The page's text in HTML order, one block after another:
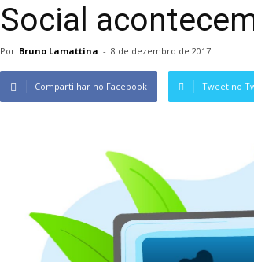
Social
Por Bruno Lamattina - 8 de dezembro de 2017
Compartilhar no Facebook Tweet no